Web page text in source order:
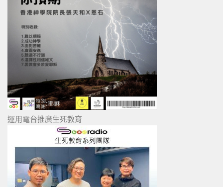
運用電台推廣生死教育